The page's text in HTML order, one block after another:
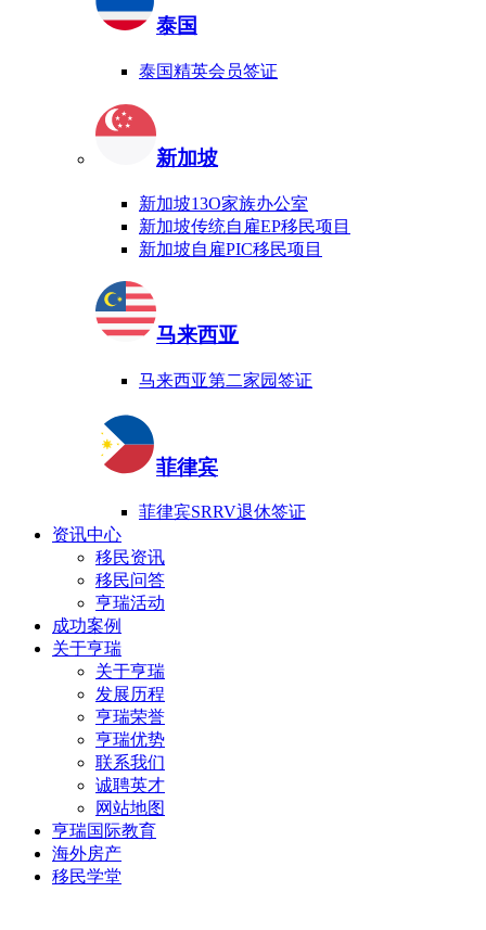
泰国
泰国精英会员签证
新加坡
新加坡13O家族办公室
新加坡传统自雇EP移民项目
新加坡自雇PIC移民项目
马来西亚
马来西亚第二家园签证
菲律宾
菲律宾SRRV退休签证
资讯中心
移民资讯
移民问答
亨瑞活动
成功案例
关于亨瑞
关于亨瑞
发展历程
亨瑞荣誉
亨瑞优势
联系我们
诚聘英才
网站地图
亨瑞国际教育
海外房产
移民学堂